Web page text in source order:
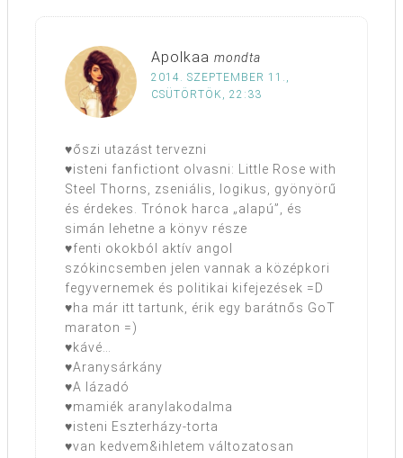
Apolkaa mondta
2014. SZEPTEMBER 11.,
CSÜTÖRTÖK, 22:33
♥őszi utazást tervezni
♥isteni fanfictiont olvasni: Little Rose with
Steel Thorns, zseniális, logikus, gyönyörű
és érdekes. Trónok harca „alapú”, és
simán lehetne a könyv része
♥fenti okokból aktív angol
szókincsemben jelen vannak a középkori
fegyvernemek és politikai kifejezések =D
♥ha már itt tartunk, érik egy barátnős GoT
maraton =)
♥kávé…
♥Aranysárkány
♥A lázadó
♥mamiék aranylakodalma
♥isteni Eszterházy-torta
♥van kedvem&ihletem változatosan